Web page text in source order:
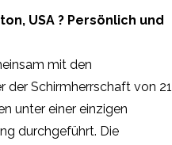
USA ? Persönlich und
mit den
der Schirmherrschaft von 21
unter einer einzigen
durchgeführt. Die